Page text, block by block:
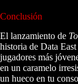
Conclusión
El lanzamiento de
historia de Data
jugadores más
en un caramelo
un hueco en tu